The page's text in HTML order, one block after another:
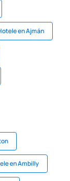
en Ajmán
en Ambilly